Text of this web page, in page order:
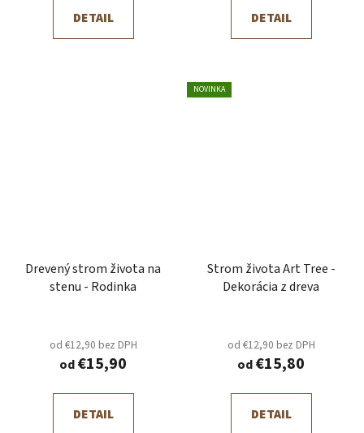
DETAIL DETAIL
Drevený strom života na
stenu - Rodinka
od €12,90 bez DPH
od€15,90
DETAIL
NOVINKA
Strom života Art Tree -
Dekorácia z dreva
od €12,90 bez DPH
od€15,80
DETAIL